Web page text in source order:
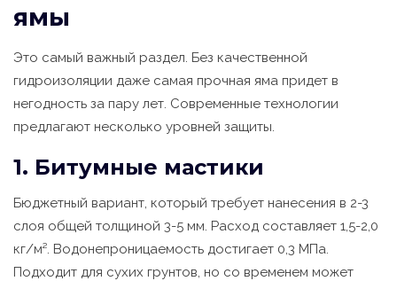
ямы
Это самый важный раздел. Без качественной
гидроизоляции даже самая прочная яма придет в
негодность за пару лет. Современные технологии
предлагают несколько уровней защиты.
1. Битумные мастики
Бюджетный вариант, который требует нанесения в 2-3
слоя общей толщиной 3-5 мм. Расход составляет 1,5-2,0
кг/м². Водонепроницаемость достигает 0,3 МПа.
Подходит для сухих грунтов, но со временем может